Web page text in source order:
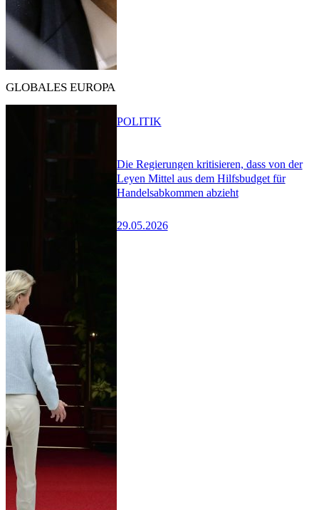
GLOBALES EUROPA
Die Regierungen kritisieren, dass von der
Leyen Mittel aus dem Hilfsbudget für
Handelsabkommen abzieht
29.05.2026
POLITIK